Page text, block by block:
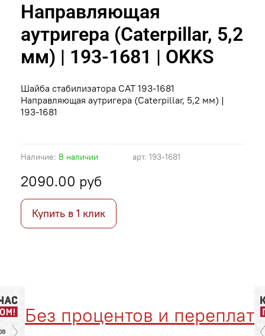
арт. 193-1681
Наличие: В наличии
Направляющая
аутригера (Caterpillar, 5,2
мм) | 193-1681 | OKKS
2090.00 руб
Купить в 1 клик
Шайба стабилизатора CAT 193-1681
Направляющая аутригера (Caterpillar, 5,2 мм) |
193-1681
Без процентов и переплат